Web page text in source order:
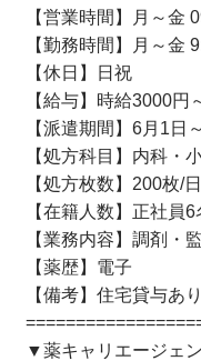
【営業時間】月～金
【勤務時間】月～金
【休日】日祝
【給与】時給3000
【派遣期間】6月1日
【処方科目】内科・
【処方枚数】200枚/日
【在籍人数】正社員
【業務内容】調剤・
【薬歴】電子
【備考】住宅貸与あり
▼薬キャリエージェ